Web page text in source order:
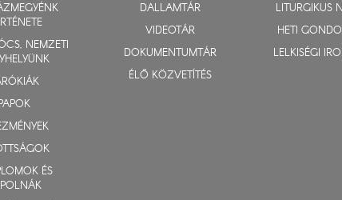
NEMZETI
ÉS
DALLAMTÁR
VIDEOTÁR
DOKUMENTUMTÁR
ÉLŐ KÖZVETÍTÉS
LITURGIKUS
HETI
LELKISÉGI